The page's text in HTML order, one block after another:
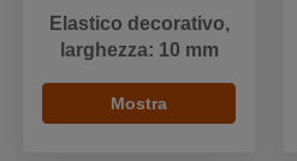
Elastico decorativo,
larghezza: 10 mm
Mostra